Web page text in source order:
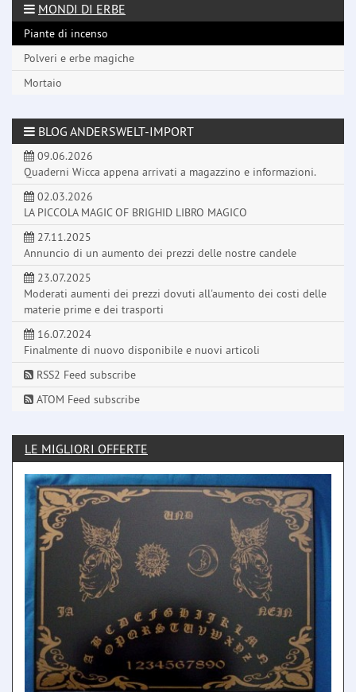
MONDI DI ERBE
Piante di incenso
Polveri e erbe magiche
Mortaio
BLOG ANDERSWELT-IMPORT
09.06.2026
Quaderni Wicca appena arrivati a magazzino e informazioni.
02.03.2026
LA PICCOLA MAGIC OF BRIGHID LIBRO MAGICO
27.11.2025
Annuncio di un aumento dei prezzi delle nostre candele
23.07.2025
Moderati aumenti dei prezzi dovuti all'aumento dei costi delle
materie prime e dei trasporti
16.07.2024
Finalmente di nuovo disponibile e nuovi articoli
RSS2 Feed subscribe
ATOM Feed subscribe
LE MIGLIORI OFFERTE